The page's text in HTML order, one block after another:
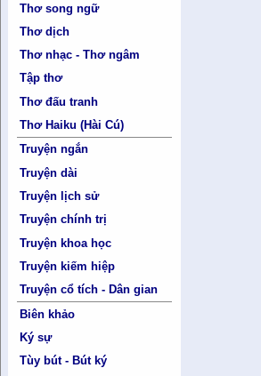
Thơ song ngữ
Thơ dịch
Thơ nhạc - Thơ ngâm
Tập thơ
Thơ đấu tranh
Thơ Haiku (Hài Cú)
Truyện ngắn
Truyện dài
Truyện lịch sử
Truyện chính trị
Truyện khoa học
Truyện kiếm hiệp
Truyện cổ tích - Dân gian
Biên khảo
Ký sự
Tùy bút - Bút ký